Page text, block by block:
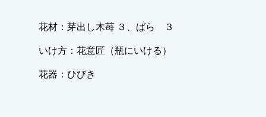
花材：芽出し木苺 ３、ばら ３
いけ方：花意匠（瓶にいける）
花器：ひびき